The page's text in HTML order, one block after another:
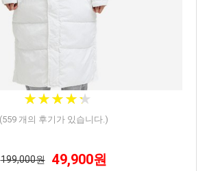
★★★★★
★★★★★
(559개의 후기가 있습니다.)
199,000원 49,900원